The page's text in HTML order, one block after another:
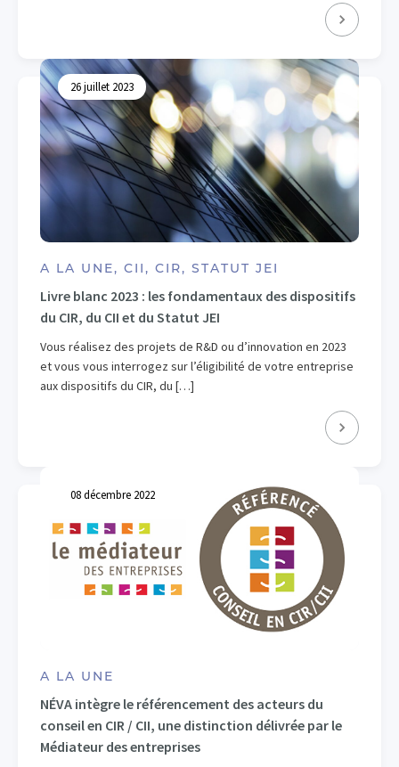
26 juillet 2023
A LA UNE, CII, CIR, STATUT JEI
Livre blanc 2023 : les fondamentaux des dispositifs
du CIR, du CII et du Statut JEI
Vous réalisez des projets de R&D ou d’innovation en 2023
et vous vous interrogez sur l’éligibilité de votre entreprise
aux dispositifs du CIR, du […]
08 décembre 2022
A LA UNE
NÉVA intègre le référencement des acteurs du
conseil en CIR / CII, une distinction délivrée par le
Médiateur des entreprises